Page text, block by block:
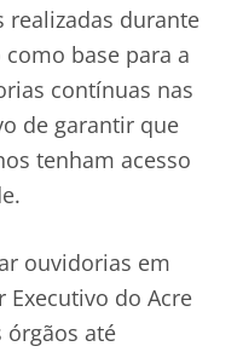
realizadas durante
base para a
contínuas nas
de garantir que
tenham acesso
ouvidorias em
Executivo do Acre
órgãos até